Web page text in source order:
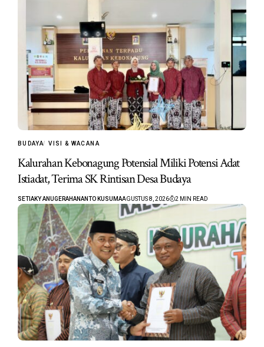
BUDAYA VISI & WACANA
Kalurahan Kebonagung Potensial Miliki Potensi Adat
Istiadat, Terima SK Rintisan Desa Budaya
SETIAKY ANUGERAHANANTO KUSUMAAGUSTUS 8, 2026 2 MIN READ